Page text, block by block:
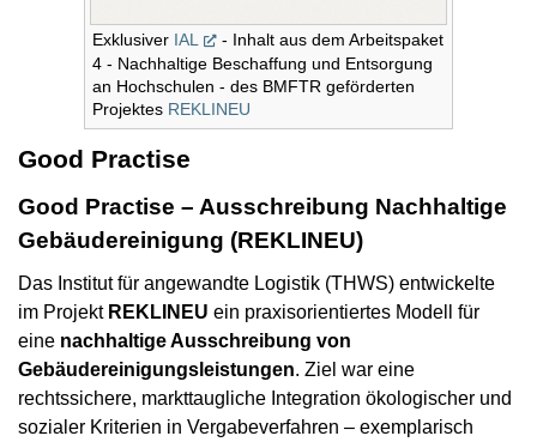
Exklusiver IAL
- Inhalt aus dem Arbeitspaket
4 - Nachhaltige Beschaffung und Entsorgung
an Hochschulen - des BMFTR geförderten
Projektes REKLINEU
Good Practise
Good Practise – Ausschreibung Nachhaltige
Gebäudereinigung (REKLINEU)
Das Institut für angewandte Logistik (THWS) entwickelte
im Projekt REKLINEU ein praxisorientiertes Modell für
eine nachhaltige Ausschreibung von
Gebäudereinigungsleistungen. Ziel war eine
rechtssichere, markttaugliche Integration ökologischer und
sozialer Kriterien in Vergabeverfahren – exemplarisch